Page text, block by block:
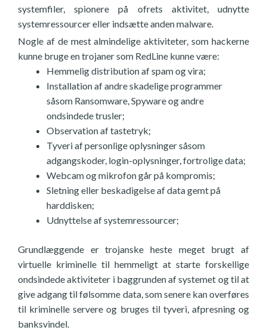
systemfiler, spionere på ofrets aktivitet, udnytte
systemressourcer eller indsætte anden malware.
Nogle af de mest almindelige aktiviteter, som hackerne
kunne bruge en trojaner som RedLine kunne være:
Hemmelig distribution af spam og vira;
Installation af andre skadelige programmer
såsom Ransomware, Spyware og andre
ondsindede trusler;
Observation af tastetryk;
Tyveri af personlige oplysninger såsom
adgangskoder, login-oplysninger, fortrolige data;
Webcam og mikrofon går på kompromis;
Sletning eller beskadigelse af data gemt på
harddisken;
Udnyttelse af systemressourcer;
Grundlæggende er trojanske heste meget brugt af
virtuelle kriminelle til hemmeligt at starte forskellige
ondsindede aktiviteter i baggrunden af systemet og til at
give adgang til følsomme data, som senere kan overføres
til kriminelle servere og bruges til tyveri, afpresning og
banksvindel.